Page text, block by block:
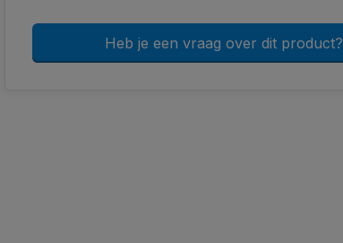
Heb je een vraag over dit product?